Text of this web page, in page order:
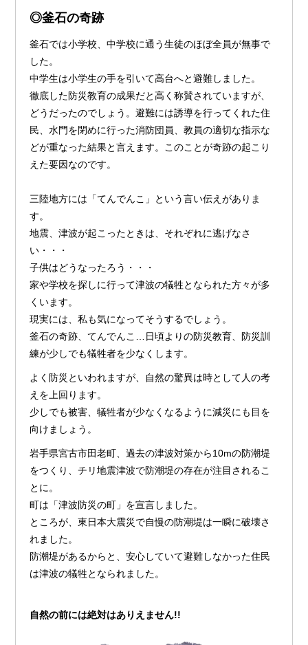
◎釜石の奇跡
釜石では小学校、中学校に通う生徒のほぼ全員が無事で
した。
中学生は小学生の手を引いて高台へと避難しました。
徹底した防災教育の成果だと高く称賛されていますが、
どうだったのでしょう。避難には誘導を行ってくれた住
民、水門を閉めに行った消防団員、教員の適切な指示な
どが重なった結果と言えます。このことが奇跡の起こり
えた要因なのです。
三陸地方には「てんでんこ」という言い伝えがありま
す。
地震、津波が起こったときは、それぞれに逃げなさ
い・・・
子供はどうなったろう・・・
家や学校を探しに行って津波の犠牲となられた方々が多
くいます。
現実には、私も気になってそうするでしょう。
釜石の奇跡、てんでんこ…日頃よりの防災教育、防災訓
練が少しでも犠牲者を少なくします。
よく防災といわれますが、自然の驚異は時として人の考
えを上回ります。
少しでも被害、犠牲者が少なくなるように減災にも目を
向けましょう。
岩手県宮古市田老町、過去の津波対策から10mの防潮堤
をつくり、チリ地震津波で防潮堤の存在が注目されるこ
とに。
町は「津波防災の町」を宣言しました。
ところが、東日本大震災で自慢の防潮堤は一瞬に破壊さ
れました。
防潮堤があるからと、安心していて避難しなかった住民
は津波の犠牲となられました。
自然の前には絶対はありえません!!